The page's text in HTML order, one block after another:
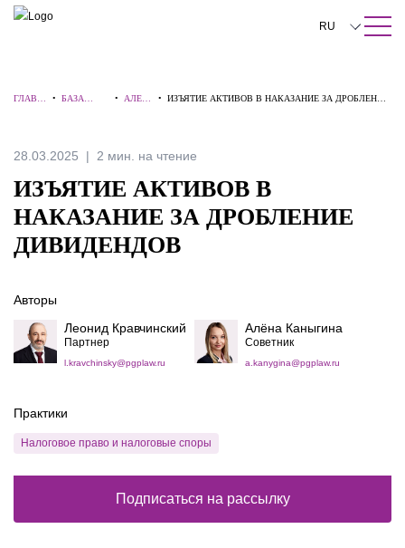
ПОИСК ПО САЙТУ Закрыть
RU
中文
Italiano
ГЛАВН
• БАЗА
• АЛЕРТ
•ИЗЪЯТИЕ АКТИВОВ В НАКАЗАНИЕ ЗА ДРОБЛЕНИЕ
28.03.2025 2 мин. на чтение
ИЗЪЯТИЕ АКТИВОВ В
НАКАЗАНИЕ ЗА ДРОБЛЕНИЕ
ДИВИДЕНДОВ
Авторы
Леонид Кравчинский
Партнер
l.kravchinsky@pgplaw.ru
Алёна Каныгина
Советник
a.kanygina@pgplaw.ru
Практики
Налоговое право и налоговые споры
Подписаться на рассылку